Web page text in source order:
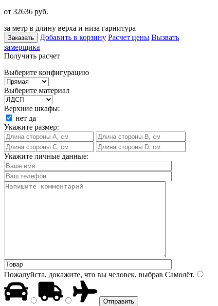
от 32636 руб.
за метр в длину верха и низа гарнитура
Заказать Добавить в корзину Расчет цены Вызвать
замерщика
Получить расчет
Выберите конфигурацию
Выберите материал
Верхние шкафы:
нет да
Укажите размер:
Укажите личные данные:
Пожалуйста, докажите, что вы человек, выбрав Самолёт.